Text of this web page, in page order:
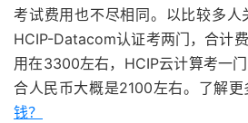
考试费用也不尽相同。以比较多人
HCIP-Datacom认证考两门，合计
用在3300左右，HCIP云计算考一
合人民币大概是2100左右。了解更
钱？